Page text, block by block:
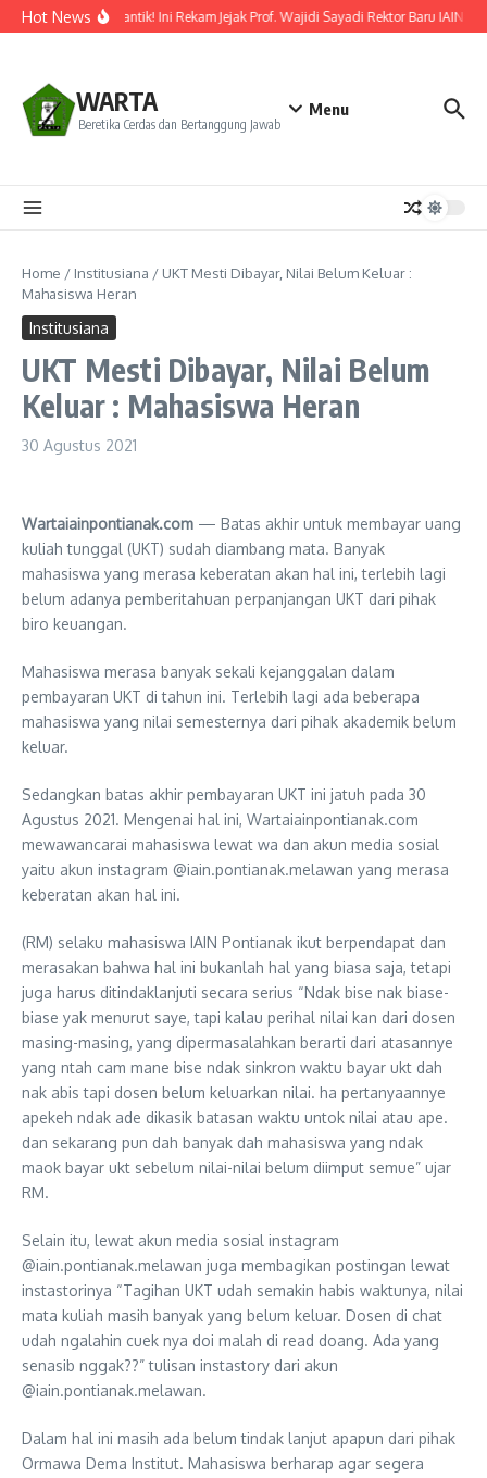
Lewati ke konten
Hot NewsResmi Dilantik! Ini Rekam Jejak Prof. Wajidi Sayadi Rektor Baru IAIN
WARTA
Beretika Cerdas dan Bertanggung Jawab
Menu
Home / Institusiana / UKT Mesti Dibayar, Nilai Belum Keluar :
Mahasiswa Heran
Institusiana
UKT Mesti Dibayar, Nilai Belum
Keluar : Mahasiswa Heran
30 Agustus 2021
Wartaiainpontianak.com — Batas akhir untuk membayar uang
kuliah tunggal (UKT) sudah diambang mata. Banyak
mahasiswa yang merasa keberatan akan hal ini, terlebih lagi
belum adanya pemberitahuan perpanjangan UKT dari pihak
biro keuangan.
Mahasiswa merasa banyak sekali kejanggalan dalam
pembayaran UKT di tahun ini. Terlebih lagi ada beberapa
mahasiswa yang nilai semesternya dari pihak akademik belum
keluar.
Sedangkan batas akhir pembayaran UKT ini jatuh pada 30
Agustus 2021. Mengenai hal ini, Wartaiainpontianak.com
mewawancarai mahasiswa lewat wa dan akun media sosial
yaitu akun instagram @iain.pontianak.melawan yang merasa
keberatan akan hal ini.
(RM) selaku mahasiswa IAIN Pontianak ikut berpendapat dan
merasakan bahwa hal ini bukanlah hal yang biasa saja, tetapi
juga harus ditindaklanjuti secara serius “Ndak bise nak biase-
biase yak menurut saye, tapi kalau perihal nilai kan dari dosen
masing-masing, yang dipermasalahkan berarti dari atasannye
yang ntah cam mane bise ndak sinkron waktu bayar ukt dah
nak abis tapi dosen belum keluarkan nilai. ha pertanyaannye
apekeh ndak ade dikasik batasan waktu untok nilai atau ape.
dan sekarang pun dah banyak dah mahasiswa yang ndak
maok bayar ukt sebelum nilai-nilai belum diimput semue” ujar
RM.
Selain itu, lewat akun media sosial instagram
@iain.pontianak.melawan juga membagikan postingan lewat
instastorinya “Tagihan UKT udah semakin habis waktunya, nilai
mata kuliah masih banyak yang belum keluar. Dosen di chat
udah ngalahin cuek nya doi malah di read doang. Ada yang
senasib nggak??” tulisan instastory dari akun
@iain.pontianak.melawan.
Dalam hal ini masih ada belum tindak lanjut apapun dari pihak
Ormawa Dema Institut. Mahasiswa berharap agar segera